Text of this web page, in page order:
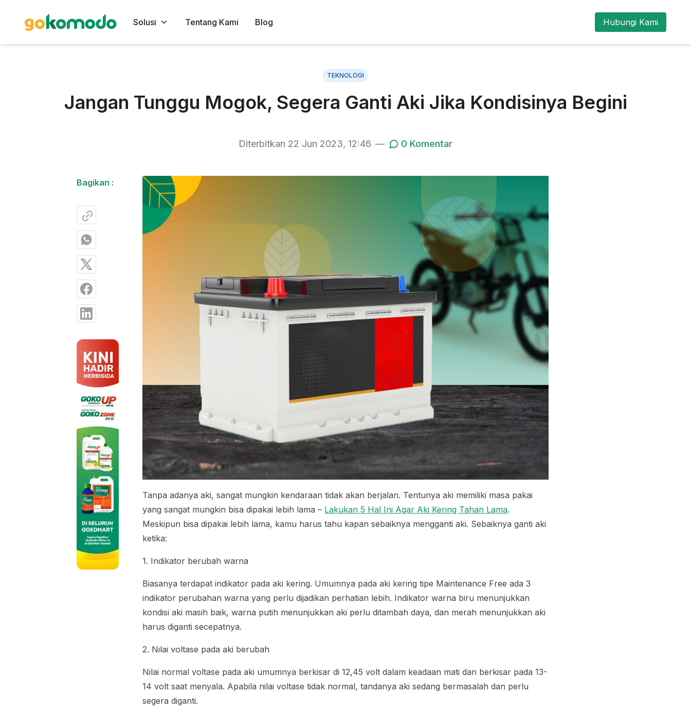
Solusi Tentang Kami Blog Hubungi Kami
TEKNOLOGI
Jangan Tunggu Mogok, Segera Ganti Aki Jika Kondisinya Begini
Diterbitkan 22 Jun 2023, 12:46 — 0 Komentar
Bagikan :
Tanpa adanya aki, sangat mungkin kendaraan tidak akan berjalan. Tentunya aki memiliki masa pakai
yang sangat mungkin bisa dipakai lebih lama – Lakukan 5 Hal Ini Agar Aki Kering Tahan Lama.
Meskipun bisa dipakai lebih lama, kamu harus tahu kapan sebaiknya mengganti aki. Sebaiknya ganti aki
ketika:
1. Indikator berubah warna
Biasanya terdapat indikator pada aki kering. Umumnya pada aki kering tipe Maintenance Free ada 3
indikator perubahan warna yang perlu dijadikan perhatian lebih. Indikator warna biru menunjukkan
kondisi aki masih baik, warna putih menunjukkan aki perlu ditambah daya, dan merah menunjukkan aki
harus diganti secepatnya.
2. Nilai voltase pada aki berubah
Nilai normal voltase pada aki umumnya berkisar di 12,45 volt dalam keadaan mati dan berkisar pada 13-
14 volt saat menyala. Apabila nilai voltase tidak normal, tandanya aki sedang bermasalah dan perlu
segera diganti.